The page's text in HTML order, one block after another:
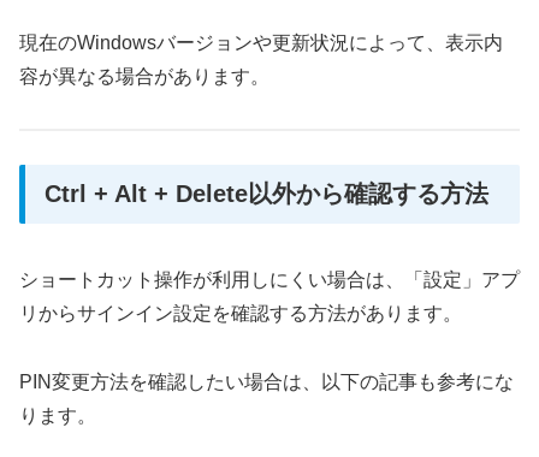
現在のWindowsバージョンや更新状況によって、表示内
容が異なる場合があります。
Ctrl + Alt + Delete以外から確認する方法
ショートカット操作が利用しにくい場合は、「設定」アプ
リからサインイン設定を確認する方法があります。
PIN変更方法を確認したい場合は、以下の記事も参考にな
ります。